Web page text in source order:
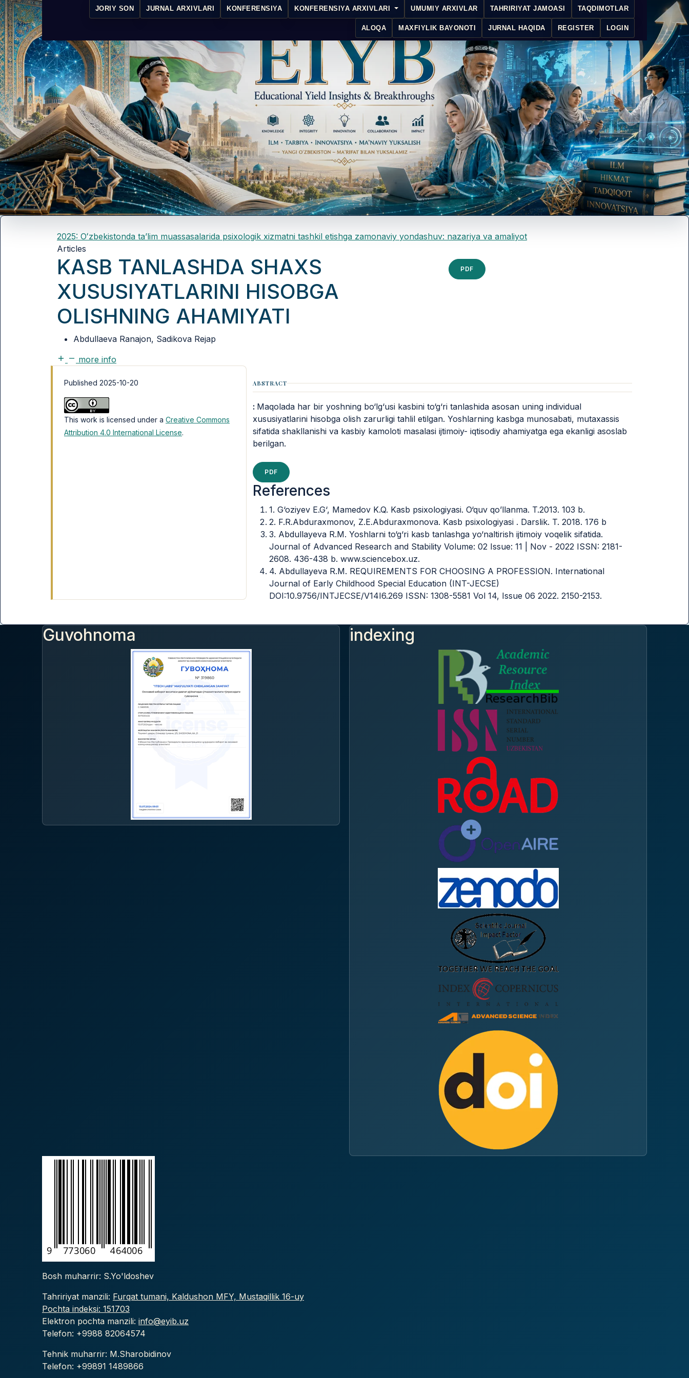
JORIY SON JURNAL ARXIVLARI KONFERENSIYA KONFERENSIYA ARXIVLARI UMUMIY ARXIVLAR TAHRIRIYAT JAMOASI TAQDIMOTLAR
ALOQA MAXFIYLIK BAYONOTI JURNAL HAQIDA REGISTER LOGIN
2025: Oʻzbekistonda taʼlim muassasalarida psixologik xizmatni tashkil etishga zamonaviy yondashuv: nazariya va amaliyot
Articles
KASB TANLASHDA SHAXS
XUSUSIYATLARINI HISOBGA
OLISHNING AHAMIYATI
PDF
Abdullaeva Ranajon, Sadikova Rejap
more info
Published 2025-10-20
This work is licensed under a Creative Commons
Attribution 4.0 International License.
ABSTRACT
: Maqolada har bir yoshning bo‘lg‘usi kasbini to‘g‘ri tanlashida asosan uning individual
xususiyatlarini hisobga olish zarurligi tahlil etilgan. Yoshlarning kasbga munosabati, mutaxassis
sifatida shakllanishi va kasbiy kamoloti masalasi ijtimoiy- iqtisodiy ahamiyatga ega ekanligi asoslab
berilgan.
PDF
References
1. G‘oziyev E.G‘, Mamedov K.Q. Kasb psixologiyasi. O‘quv qo’llanma. T.2013. 103 b.
2. F.R.Abduraxmonov, Z.E.Abduraxmonova. Kasb psixologiyasi . Darslik. T. 2018. 176 b
3. Abdullayeva R.M. Yoshlarni to‘g‘ri kasb tanlashga yo‘naltirish ijtimoiy voqelik sifatida.
Journal of Advanced Research and Stability Volume: 02 Issue: 11 | Nov - 2022 ISSN: 2181-
2608. 436-438 b. www.sciencebox.uz.
4. Abdullayeva R.M. REQUIREMENTS FOR CHOOSING A PROFESSION. International
Journal of Early Childhood Special Education (INT-JECSE)
DOI:10.9756/INTJECSE/V14I6.269 ISSN: 1308-5581 Vol 14, Issue 06 2022. 2150-2153.
Guvohnoma indexing
Bosh muharrir: S.Yo'ldoshev
Tahririyat manzili: Furqat tumani, Kaldushon MFY, Mustaqillik 16-uy
Pochta indeksi: 151703
Elektron pochta manzili: info@eyib.uz
Telefon: +9988 82064574
Tehnik muharrir: M.Sharobidinov
Telefon: +99891 1489866